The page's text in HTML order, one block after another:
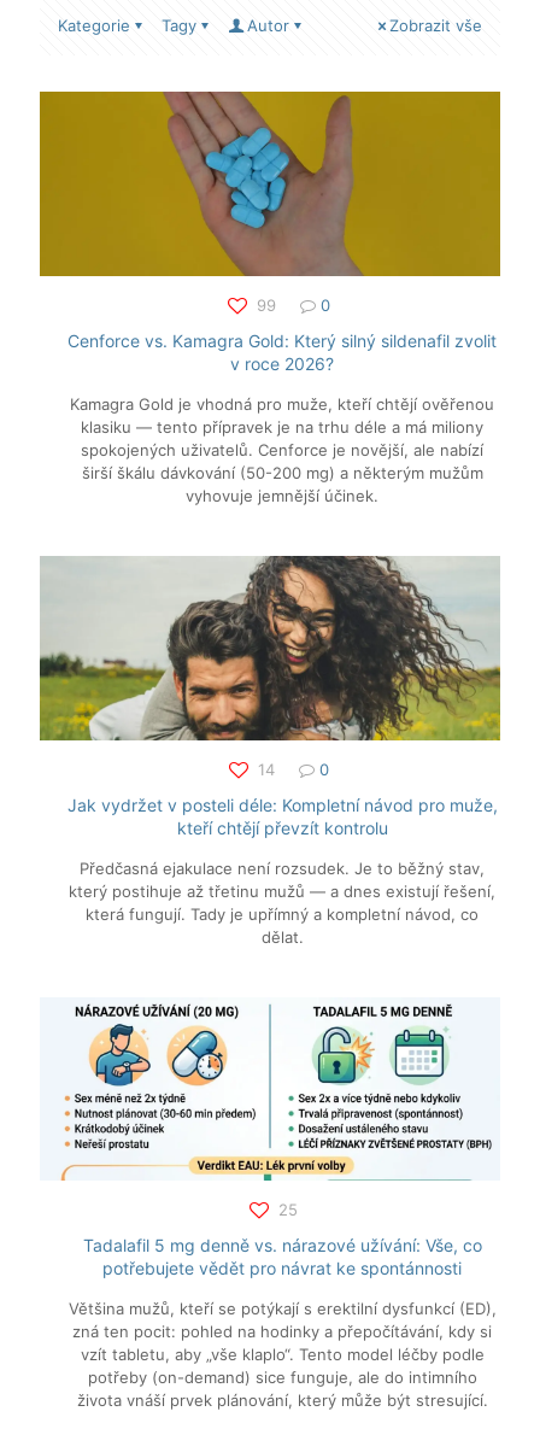
Kategorie Tagy Autor Zobrazit vše
99 0
Cenforce vs. Kamagra Gold: Který silný sildenafil zvolit
v roce 2026?
Kamagra Gold je vhodná pro muže, kteří chtějí ověřenou
klasiku — tento přípravek je na trhu déle a má miliony
spokojených uživatelů. Cenforce je novější, ale nabízí
širší škálu dávkování (50-200 mg) a některým mužům
vyhovuje jemnější účinek.
14 0
Jak vydržet v posteli déle: Kompletní návod pro muže,
kteří chtějí převzít kontrolu
Předčasná ejakulace není rozsudek. Je to běžný stav,
který postihuje až třetinu mužů — a dnes existují řešení,
která fungují. Tady je upřímný a kompletní návod, co
dělat.
25
Tadalafil 5 mg denně vs. nárazové užívání: Vše, co
potřebujete vědět pro návrat ke spontánnosti
Většina mužů, kteří se potýkají s erektilní dysfunkcí (ED),
zná ten pocit: pohled na hodinky a přepočítávání, kdy si
vzít tabletu, aby „vše klaplo“. Tento model léčby podle
potřeby (on-demand) sice funguje, ale do intimního
života vnáší prvek plánování, který může být stresující.